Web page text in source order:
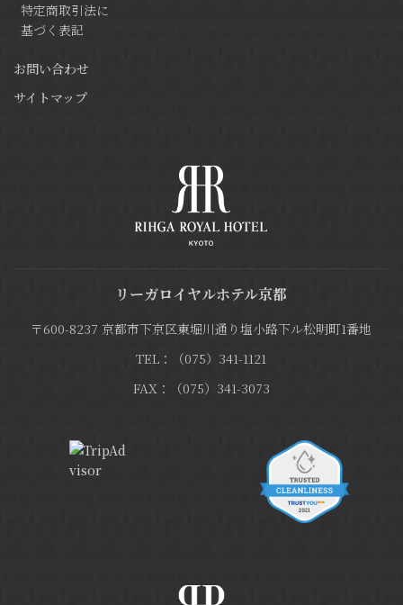
特定商取引法に
基づく表記
お問い合わせ
サイトマップ
リーガロイヤルホテル京都
〒600-8237 京都市下京区東堀川通り塩小路下ル松明町1番地
TEL：（075）341-1121
FAX：（075）341-3073